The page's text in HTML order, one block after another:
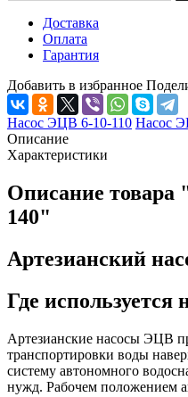
Доставка
Оплата
Гарантия
Добавить в избранное
Насос ЭЦВ 6-10-110 Насос
Описание
Характеристики
Описание
140"
Артезианский
Где используется
Артезианские насосы ЭЦВ
транспортировки воды
систему автономного
нужд. Рабочем положением